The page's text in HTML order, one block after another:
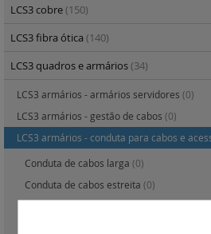
LCS3 cobre(150)
LCS3 fibra ótica (140)
LCS3 quadros e armários(34)
LCS3 armários - armários servidores (0)
LCS3 armários - gestão de cabos (0)
LCS3 armários - conduta para cabos e
Conduta de cabos larga (0)
Conduta de cabos estreita (0)